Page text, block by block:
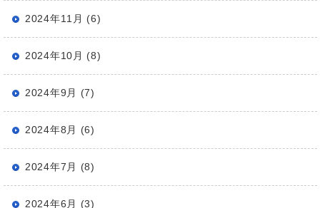
2024年11月 (6)
2024年10月 (8)
2024年9月 (7)
2024年8月 (6)
2024年7月 (8)
2024年6月 (3)